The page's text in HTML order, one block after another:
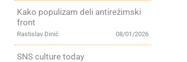
Kako populizam deli antirežimski
front
08/01/2026
Rastislav Dinić
SNS culture today